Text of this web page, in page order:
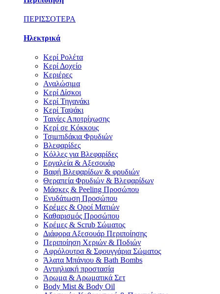
ΠΕΡΙΣΣΟΤΕΡΑ
Ηλεκτρικά
Κερί Ρολέτα
Κερί Δοχείο
Κεριέρες
Αναλώσιμα
Κερί Δίσκοι
Κερί Τηγανάκι
Κερί Ταψάκι
Ταινίες Αποτρίχωσης
Κερί σε Κόκκους
Τσιμπιδάκια Φρυδιών
Βλεφαρίδες
Κόλλες για Βλεφαρίδες
Εργαλεία & Αξεσουάρ
Βαφή Βλεφαρίδων & φρυδιών
Θεραπεία Φρυδιών & Βλεφαρίδων
Μάσκες & Peeling Προσώπου
Ενυδάτωση Προσώπου
Κρέμες & Οροί Ματιών
Καθαρισμός Προσώπου
Κρέμες & Scrub Σώματος
Διάφορα Αξεσουάρ Περιποίησης
Περιποίηση Χεριών & Ποδιών
Αφρόλουτρα & Σφουγγάρια Σώματος
Άλατα Μπάνιου & Bath Bombs
Αντιηλιακή προστασία
Άρωμα & Αρωματικά Σετ
Body Mist & Body Oil